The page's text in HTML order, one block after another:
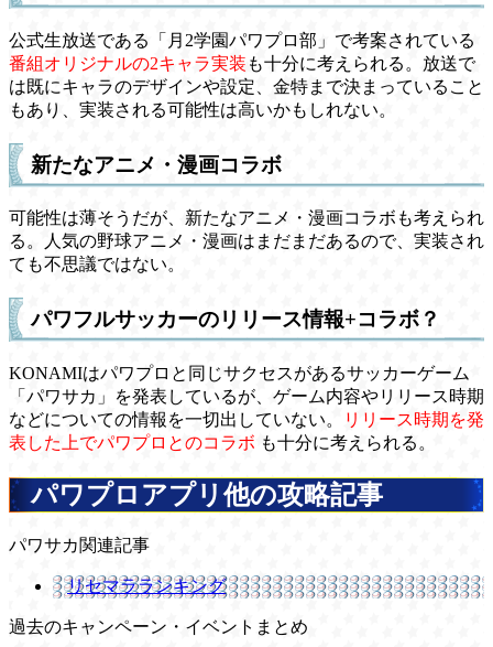
公式生放送である「月2学園パワプロ部」で考案されている
番組オリジナルの2キャラ実装 も十分に考えられる。放送で
は既にキャラのデザインや設定、金特まで決まっていること
もあり、実装される可能性は高いかもしれない。
新たなアニメ・漫画コラボ
可能性は薄そうだが、新たなアニメ・漫画コラボも考えられ
る。人気の野球アニメ・漫画はまだまだあるので、実装され
ても不思議ではない。
パワフルサッカーのリリース情報+コラボ？
KONAMIはパワプロと同じサクセスがあるサッカーゲーム
「パワサカ」を発表しているが、ゲーム内容やリリース時期
などについての情報を一切出していない。
リリース時期を発
表した上でパワプロとのコラボ も十分に考えられる。
パワプロアプリ他の攻略記事
パワサカ関連記事
リセマラランキング
過去のキャンペーン・イベントまとめ